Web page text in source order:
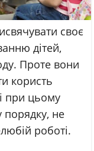
своє
дітей,
Проте вони
користь
при цьому
порядку, не
роботі.